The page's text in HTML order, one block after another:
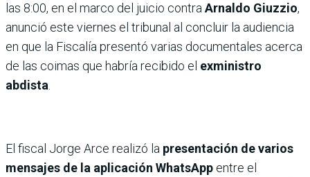
las 8:00, en el marco del juicio contra Arnaldo Giuzzio,
anunció este viernes el tribunal al concluir la audiencia
en que la Fiscalía presentó varias documentales acerca
de las coimas que habría recibido el exministro
abdista
El fiscal Jorge Arce realizó la presentación de varios
mensajes de la aplicación WhatsApp entre el